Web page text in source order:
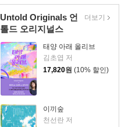
Untold Originals 언
톨드 오리지널스
태양 아래 올리브
김초엽 저
17,820원 (10% 할인)
이끼숲
천선란 저
더보기